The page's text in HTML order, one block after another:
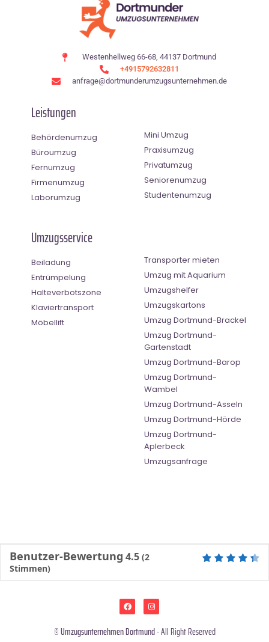
Westenhellweg 66-68, 44137 Dortmund
+4915792632811
anfrage@dortmunderumzugsunternehmen.de
Leistungen
Behördenumzug
Büroumzug
Fernumzug
Firmenumzug
Laborumzug
Mini Umzug
Praxisumzug
Privatumzug
Seniorenumzug
Studentenumzug
Umzugsservice
Beiladung
Entrümpelung
Halteverbotszone
Klaviertransport
Möbellift
Transporter mieten
Umzug mit Aquarium
Umzugshelfer
Umzugskartons
Umzug Dortmund-Brackel
Umzug Dortmund-
Gartenstadt
Umzug Dortmund-Barop
Umzug Dortmund-
Wambel
Umzug Dortmund-Asseln
Umzug Dortmund-Hörde
Umzug Dortmund-
Aplerbeck
Umzugsanfrage
Benutzer-Bewertung 4.5 (2
Stimmen)
©Umzugsunternehmen Dortmund- All Right Reserved